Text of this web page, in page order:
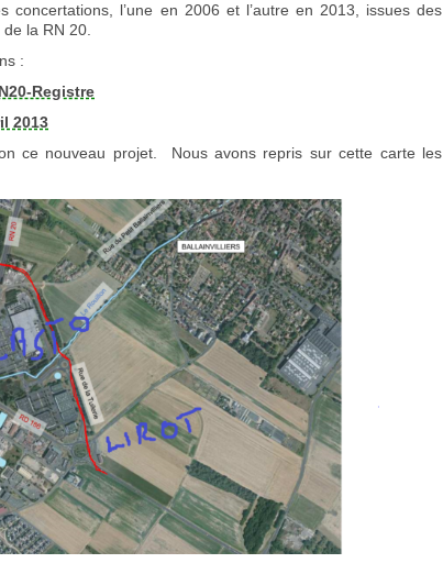
concertations, l’une en 2006 et l’autre en 2013, issues des
la RN 20.
:
Registre
2013
ce nouveau projet. Nous avons repris sur cette carte les